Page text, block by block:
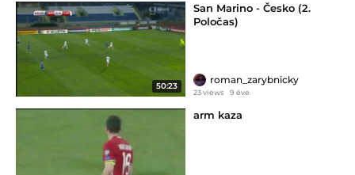
50:23
San Marino - Česko (2.
Poločas)
roman_zarybnicky
23 views 9 éve
arm kaza